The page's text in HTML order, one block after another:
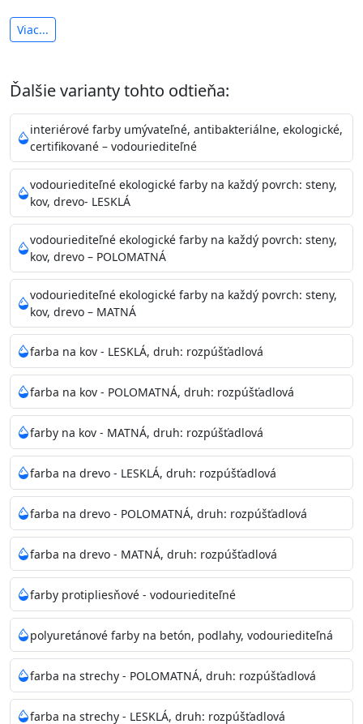
antibakteriálna a umývateľná
Je interiérová protiplesňová farba s iónmi
Vďaka svojmu špeciálnemu zloženiu
znižuje (o 99,9%) množstvo baktérií na povrchu náteru.
Preto jevhodná na nátery priestor s
vysokými nárokmi na hygienickú čistotu ako sú
nemocnice, pôrodnice, operačné
sály, potravinárske priestory, detské izby, školy,
škôlky, telocvične, a samozrejme je
vhodná aj do bežných priestorov. Je plne umývateľná
(trieda 2 podľa EN 13300) pri
zachovaní priedušnosti vodných pár z natretých
povrchov. Má vynikajúcu kryciu schopnosť,
vysokú výdatnosť a výborný rozliv. Je možné ju tónovať v
bohatej škále odtieňov.
Odtieň: Biela + je možné tónovať podľa RAL, NCS,
Pantone
Informácie k aplikácií
Pred použitím farbu narieďte do 10% vodou podľa
spôsobu aplikácie. Dobre premiešajte a občas opakujte
aj počas náteru. Naneste jednu
vrstvu štetcom, valčekom alebo striekacou pištoľou
farba zasychá na dotyk po 30-60min./23°C po
dokonalom preschnutí minimálne 3-
4hod/23°C je možné aplikovať ďalšiu vrstvu náteru.
Doba schnutia je závislá na poveternostných
podmienkach s vyššou vlhkosťou a nižšou
teplotou sa doba schnutia predlžuje.
Neaplikujte pri teplote pod 5°C a nad teplotu 35°C alebo
Viac...
Ďalšie varianty tohto odtieňa:
interiérové farby umývateľné, antibakteriálne, ekologické,
certifikované – vodouriediteľné
vodouriediteľné ekologické farby na každý povrch: steny,
kov, drevo- LESKLÁ
vodouriediteľné ekologické farby na každý povrch: steny,
kov, drevo – POLOMATNÁ
vodouriediteľné ekologické farby na každý povrch: steny,
kov, drevo – MATNÁ
farba na kov - LESKLÁ, druh: rozpúšťadlová
farba na kov - POLOMATNÁ, druh: rozpúšťadlová
farby na kov - MATNÁ, druh: rozpúšťadlová
farba na drevo - LESKLÁ, druh: rozpúšťadlová
farba na drevo - POLOMATNÁ, druh: rozpúšťadlová
farba na drevo - MATNÁ, druh: rozpúšťadlová
farby protipliesňové - vodouriediteľné
polyuretánové farby na betón, podlahy, vodouriediteľná
farba na strechy - POLOMATNÁ, druh: rozpúšťadlová
farba na strechy - LESKLÁ, druh: rozpúšťadlová